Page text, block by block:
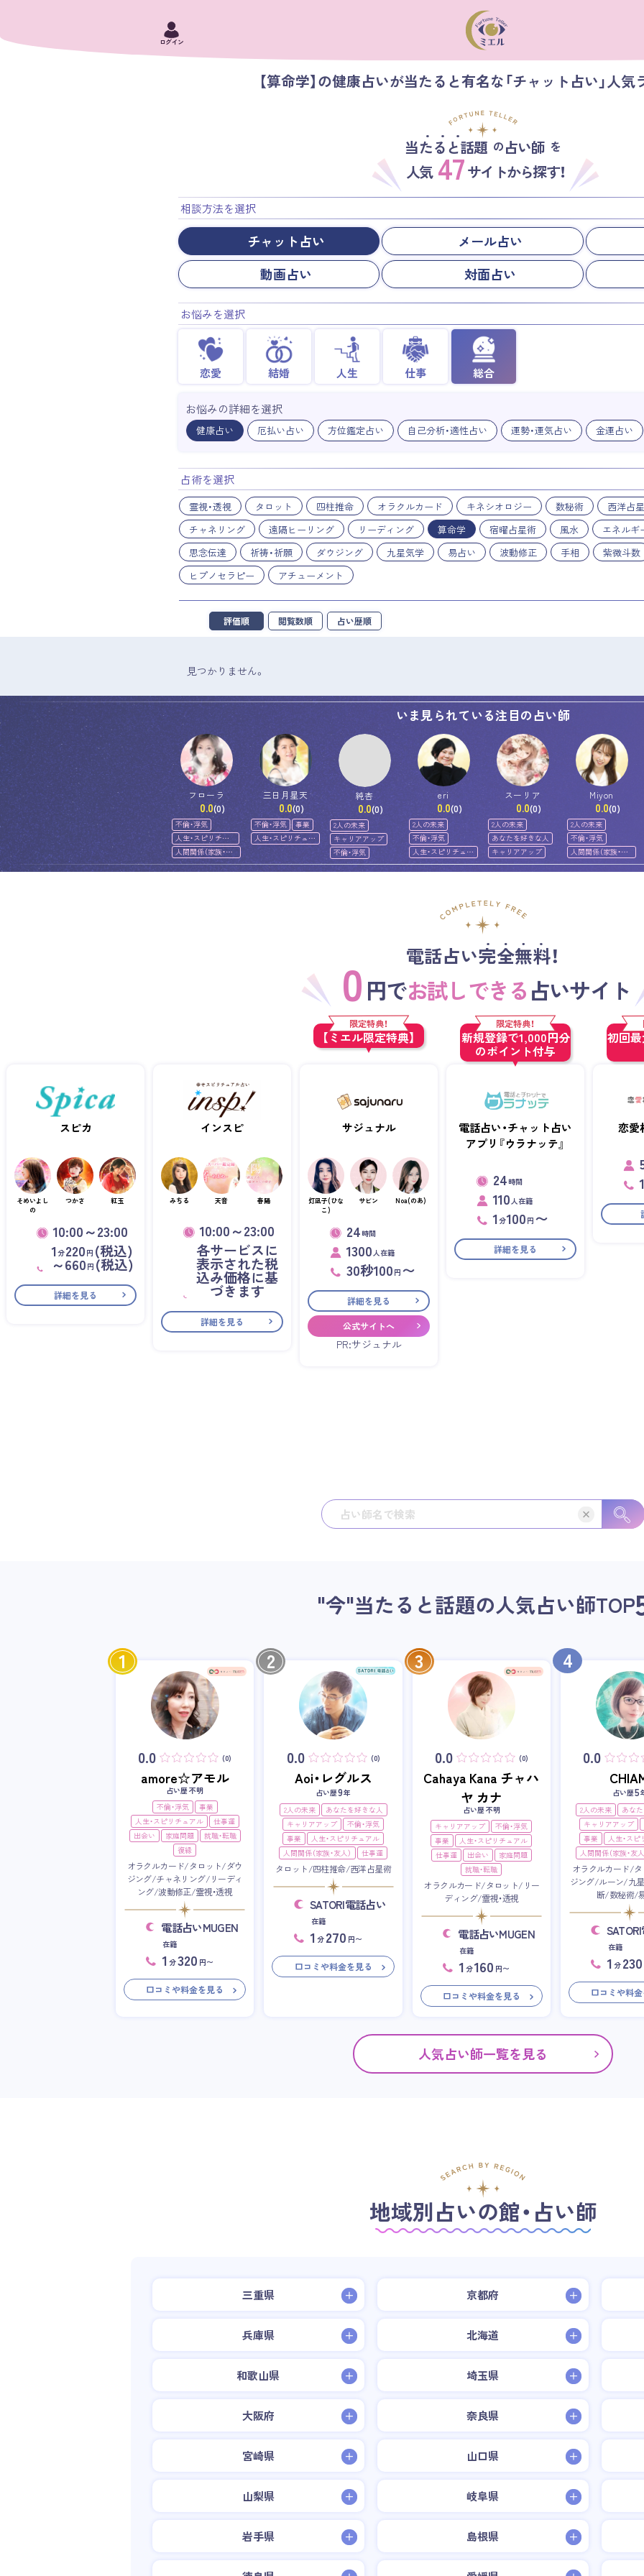
ログイン
【算命学】の健康占いが当たると有名な「チャット占い」人
当たると話題 の占い師 を
人気 47 サイトから探す！
相談方法を選択
チャット占い
メール占い
動画占い
対面占い
お悩みを選択
恋愛 結婚 人生 仕事 総合
お悩みの詳細を選択
健康占い 厄払い占い 方位鑑定占い 自己分析・適性占い 運勢・運気占い 金運占い
占術を選択
霊視・透視 タロット 四柱推命 オラクルカード キネシオロジー 数秘術
西洋占
チャネリング
遠隔ヒーリング リーディング 算命学 宿曜占星術 風水
エネルギ
思念伝達
祈祷・祈願 ダウジング 九星気学 易占い 波動修正 手相
紫微斗数
ヒプノセラピー
アチューメント
評価順 閲覧数順 占い歴順
見つかりません。
いま見られている注目の占い師
フローラ
0.0(0)
不倫・浮気
人生・スピリチュ
アル
人間関係（家族・友
人）
三日月星天
0.0(0)
不倫・浮気
事業
人生・スピリチュア
ル
純杏
0.0(0)
2人の未来
キャリアアップ
不倫・浮気
eri
0.0(0)
2人の未来
不倫・浮気
人生・スピリチュア
ル
スーリア
0.0(0)
2人の未来
あなたを好きな人
キャリアアップ
Miyon
0.0(0)
2人の未来
不倫・浮気
人間関係（家族・友
人）
電話占い完全無料！
0 円でお試しできる占いサイト
スピカ
そめいよし
の
つかさ 紅玉
10:00～23:00
1分220 円 (税込)
～660 円 (税込)
詳細を見る
インスピ
みちる 天音 春陽
10:00～23:00
各サービスに
表示された税
込み価格に基
づきます
詳細を見る
限定特典！
【ミエル限定特典】
サジュナル
灯凪子(ひな
こ)
サビン Noa(のあ)
24 時間
1300人在籍
30秒100 円 〜
詳細を見る
公式サイトへ
PR:サジュナル
限定特典！
新規登録で1,000円分
のポイント付与
電話占い・チャット占い
アプリ『ウラナッテ』
24 時間
110人在籍
1分100 円 〜
詳細を見る
初回
恋愛
1
"今"当たると話題の人気占い師TOP
1
0.0 (0)
amore☆アモル
占い歴 不明
不倫・浮気
事業
人生・スピリチュアル
仕事運
出会い
家庭問題
就職・転職
復縁
オラクルカード/タロット/ダウ
ジング/チャネリング/リーディ
ング/波動修正/霊視・透視
電話占いMUGEN
在籍
1 分320 円〜
口コミや料金を見る
2
0.0 (0)
Aoi・レグルス
占い歴9年
2人の未来
あなたを好きな人
キャリアアップ
不倫・浮気
事業
人生・スピリチュアル
人間関係（家族・友人）
仕事運
タロット/四柱推命/西洋占星術
SATORI電話占い
在籍
1 分 270 円〜
口コミや料金を見る
3
0.0 (0)
Cahaya Kana チャハ
ヤ カナ
占い歴 不明
キャリアアップ
不倫・浮気
事業
人生・スピリチュアル
仕事運
出会い
家庭問題
就職・転職
オラクルカード/タロット/リー
ディング/霊視・透視
電話占いMUGEN
在籍
1 分160 円〜
口コミや料金を見る
4
0.0
占い歴5
2人の未来
あな
キャリアアップ
事業
人生・ス
人間関係（家族・友人
オラクルカード/
ジング/ルーン/九
断/数秘術/
在籍
1 分 230
口コミや料
人気占い師一覧を見る
地域別占いの館・占い師
三重県 京都府
兵庫県 北海道
和歌山県 埼玉県
大阪府 奈良県
宮崎県 山口県
山梨県 岐阜県
岩手県 島根県